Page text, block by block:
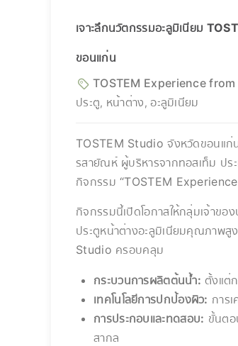
เจาะลึกนวัตกรรมอะลูมิเนียม
ขอนแก่น
TOSTEM Experience
ประตู, หน้าต่าง, อะลูมิเนียม
TOSTEM Studio จังหวัดขอนแก่
รสายัณห์ ผู้บริหารจากทอสเท็ม ป
กิจกรรม “TOSTEM
กิจกรรมนี้เปิดโอกาสให้กลุ่มเจ้าขอ
ประตูหน้าต่างอะลูมิเนียมคุณภาพสู
Studio ครอบคลุม
กระบวนการผลิตต้นน้ำ: ตั้งแต่
เทคโนโลยีการปกป้องผิว: การ
การประกอบและทดสอบ: ขั้นตอ
สากล